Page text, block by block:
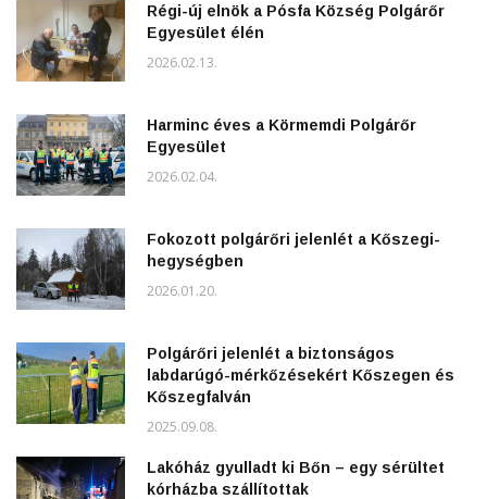
Régi-új elnök a Pósfa Község Polgárőr
Egyesület élén
2026.02.13.
Harminc éves a Körmemdi Polgárőr
Egyesület
2026.02.04.
Fokozott polgárőri jelenlét a Kőszegi-
hegységben
2026.01.20.
Polgárőri jelenlét a biztonságos
labdarúgó-mérkőzésekért Kőszegen és
Kőszegfalván
2025.09.08.
Lakóház gyulladt ki Bőn – egy sérültet
kórházba szállítottak